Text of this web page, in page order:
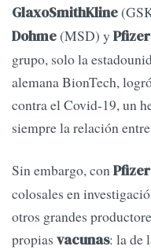
GlaxoSmithKline
Dohme(MSD) y Pfizer
grupo, solo la
alemana BionTech,
contra el Covid-19, un
siempre la relación
Sin embargo, conPfizer
colosales en
otros grandes
propias vacunas: la de